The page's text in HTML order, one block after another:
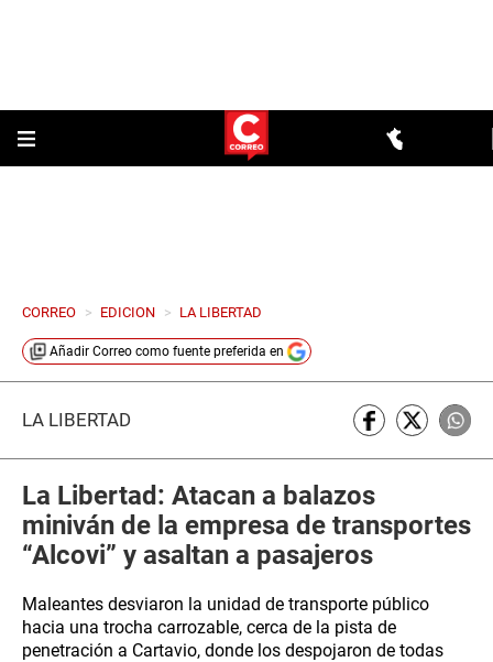
CORREO > EDICION > LA LIBERTAD
Añadir Correo como fuente preferida en
LA LIBERTAD
La Libertad: Atacan a balazos
miniván de la empresa de transportes
“Alcovi” y asaltan a pasajeros
Maleantes desviaron la unidad de transporte público
hacia una trocha carrozable, cerca de la pista de
penetración a Cartavio, donde los despojaron de todas